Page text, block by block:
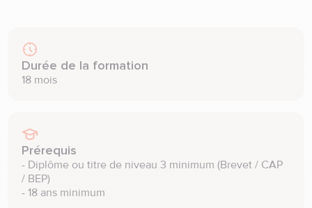
Durée de la formation
18 mois
Prérequis
- Diplôme ou titre de niveau 3 minimum (Brevet / CAP
/ BEP)
- 18 ans minimum